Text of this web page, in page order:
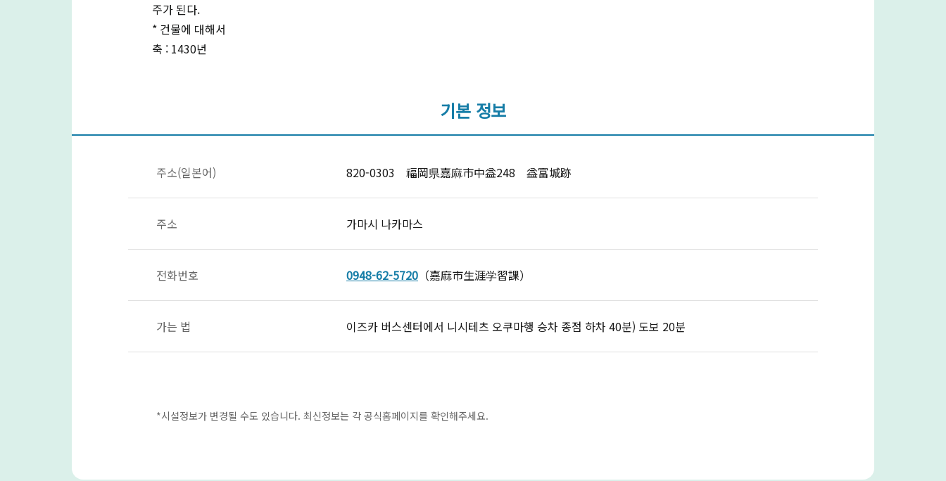
주가 된다.
* 건물에 대해서
축 : 1430년
기본 정보
주소(일본어) 820-0303 福岡県嘉麻市中益248 益富城跡
주소 가마시 나카마스
전화번호 0948-62-5720 （嘉麻市生涯学習課）
가는 법 이즈카 버스센터에서 니시테츠 오쿠마행 승차 종점 하차 40분) 도보 20분
*시설정보가 변경될 수도 있습니다. 최신정보는 각 공식홈페이지를 확인해주세요.